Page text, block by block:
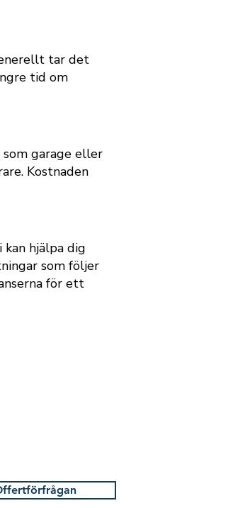
tar det
tid om
garage eller
Kostnaden
hjälpa dig
som följer
för ett